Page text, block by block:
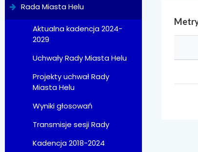
Rada Miasta Helu
Aktualna kadencja 2024-
2029
Uchwały Rady Miasta Helu
Projekty uchwał Rady
Miasta Helu
Wyniki głosowań
Transmisje sesji Rady
Kadencja 2018-2024